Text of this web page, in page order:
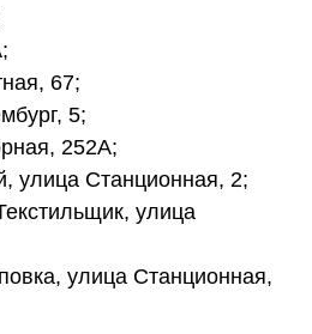
67;
5;
252А;
улица Станционная, 2;
улица
улица Станционная,